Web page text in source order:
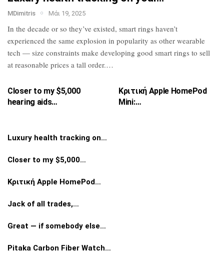
MDimitris Μάι 19, 2025
In the decade or so they’ve existed, smart rings haven’t
experienced the same explosion in popularity as other wearable
tech — size constraints make developing good smart rings to sell
at reasonable prices a tall order.…
Closer to my $5,000
hearing aids…
Κριτική Apple HomePod
Mini:…
Luxury health tracking on…
Closer to my $5,000…
Κριτική Apple HomePod…
Jack of all trades,…
Great — if somebody else…
Pitaka Carbon Fiber Watch…